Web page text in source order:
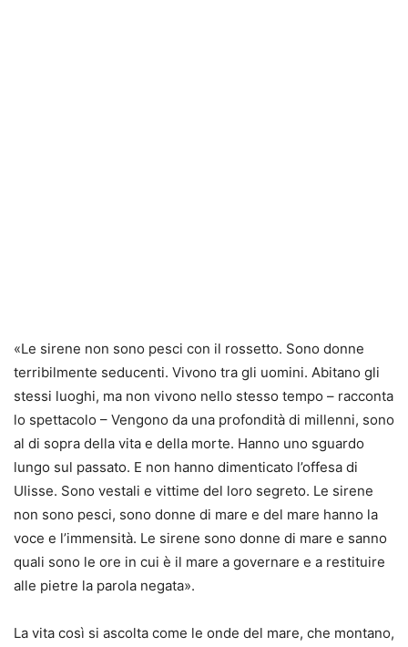
«Le sirene non sono pesci con il rossetto. Sono donne
terribilmente seducenti. Vivono tra gli uomini. Abitano gli
stessi luoghi, ma non vivono nello stesso tempo – racconta
lo spettacolo – Vengono da una profondità di millenni, sono
al di sopra della vita e della morte. Hanno uno sguardo
lungo sul passato. E non hanno dimenticato l’offesa di
Ulisse. Sono vestali e vittime del loro segreto. Le sirene
non sono pesci, sono donne di mare e del mare hanno la
voce e l’immensità. Le sirene sono donne di mare e sanno
quali sono le ore in cui è il mare a governare e a restituire
alle pietre la parola negata».
La vita così si ascolta come le onde del mare, che montano,